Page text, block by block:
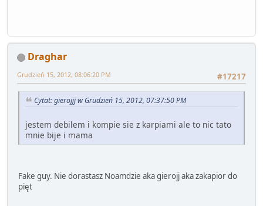
Draghar
#17217
Grudzień 15, 2012, 08:06:20 PM
Cytat: gierojjj w Grudzień 15, 2012, 07:37:50 PM
jestem debilem i kompie sie z karpiami ale to nic tato
mnie bije i mama
Fake guy. Nie dorastasz Noamdzie aka gierojj aka zakapior do
pięt